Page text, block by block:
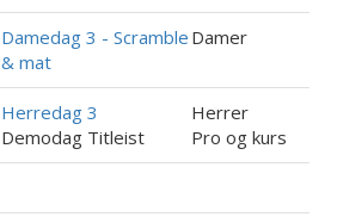
Damedag 3 - Scramble
& mat
Damer
Herredag 3
Herrer
Demodag Titleist Pro og kurs